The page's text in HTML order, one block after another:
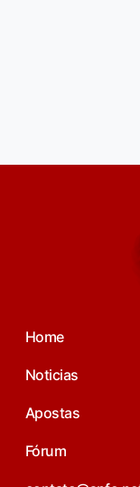
Home
Noticias
Apostas
Fórum